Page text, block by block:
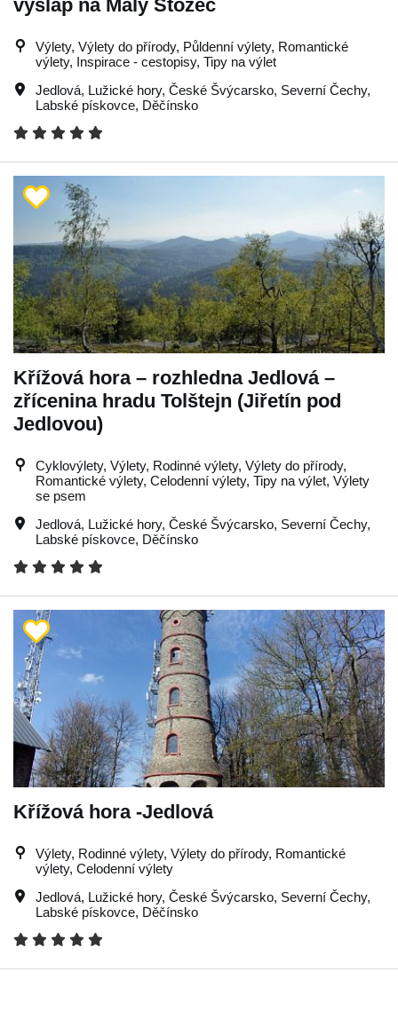
výšlap na Malý Stožec
Výlety, Výlety do přírody, Půldenní výlety, Romantické
výlety, Inspirace - cestopisy, Tipy na výlet
Jedlová, Lužické hory, České Švýcarsko, Severní Čechy,
Labské pískovce, Děčínsko
Křížová hora – rozhledna Jedlová –
zřícenina hradu Tolštejn (Jiřetín pod
Jedlovou)
Cyklovýlety, Výlety, Rodinné výlety, Výlety do přírody,
Romantické výlety, Celodenní výlety, Tipy na výlet, Výlety
se psem
Jedlová, Lužické hory, České Švýcarsko, Severní Čechy,
Labské pískovce, Děčínsko
Křížová hora -Jedlová
Výlety, Rodinné výlety, Výlety do přírody, Romantické
výlety, Celodenní výlety
Jedlová, Lužické hory, České Švýcarsko, Severní Čechy,
Labské pískovce, Děčínsko